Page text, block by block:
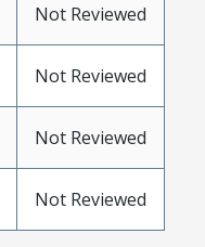
Not Reviewed
Not Reviewed
Not Reviewed
Not Reviewed